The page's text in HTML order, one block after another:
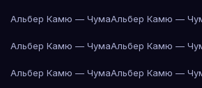
Альбер Камю — ЧумаАльбер Камю —
Альбер Камю — ЧумаАльбер Камю —
Альбер Камю — ЧумаАльбер Камю —